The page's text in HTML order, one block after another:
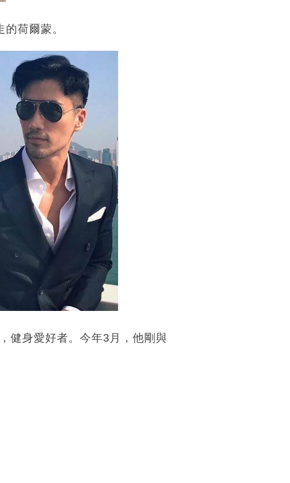
荷爾蒙。
健身愛好者。今年3月，他剛與